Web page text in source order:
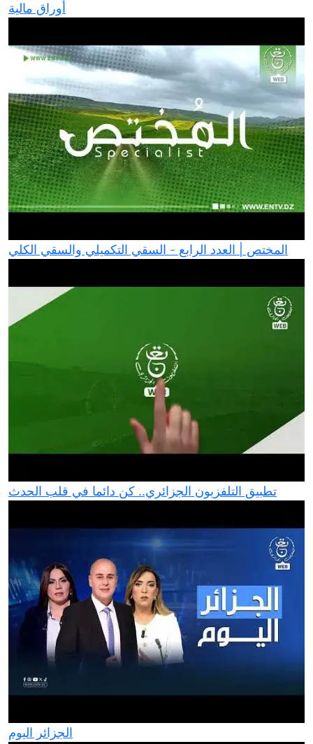
أوراق مالية
المختص | العدد الرابع - السقي التكميلي والسقي الكلي
تطبيق التلفزيون الجزائري.. كن دائما في قلب الحدث
الجزائر اليوم